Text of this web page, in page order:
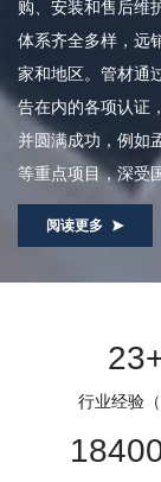
购、安装和售后维
体系齐全多样，远
家和地区。管材通
告在内的各项认证
并圆满成功，例如
等重点项目，深受
阅读更多
25
行业经验（